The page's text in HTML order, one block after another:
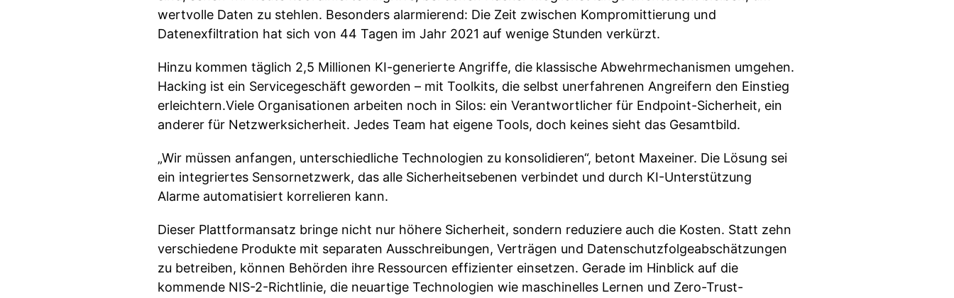
wertvolle Daten zu stehlen. Besonders alarmierend: Die Zeit zwischen Kompromittierung und
Datenexfiltration hat sich von 44 Tagen im Jahr 2021 auf wenige Stunden verkürzt.
Hinzu kommen täglich 2,5 Millionen KI-generierte Angriffe, die klassische Abwehrmechanismen umgehen.
Hacking ist ein Servicegeschäft geworden – mit Toolkits, die selbst unerfahrenen Angreifern den Einstieg
erleichtern.Viele Organisationen arbeiten noch in Silos: ein Verantwortlicher für Endpoint-Sicherheit, ein
anderer für Netzwerksicherheit. Jedes Team hat eigene Tools, doch keines sieht das Gesamtbild.
„Wir müssen anfangen, unterschiedliche Technologien zu konsolidieren“, betont Maxeiner. Die Lösung sei
ein integriertes Sensornetzwerk, das alle Sicherheitsebenen verbindet und durch KI-Unterstützung
Alarme automatisiert korrelieren kann.
Dieser Plattformansatz bringe nicht nur höhere Sicherheit, sondern reduziere auch die Kosten. Statt zehn
verschiedene Produkte mit separaten Ausschreibungen, Verträgen und Datenschutzfolgeabschätzungen
zu betreiben, können Behörden ihre Ressourcen effizienter einsetzen. Gerade im Hinblick auf die
kommende NIS-2-Richtlinie, die neuartige Technologien wie maschinelles Lernen und Zero-Trust-